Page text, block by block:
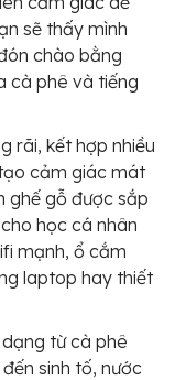
sẽ thấy mình
chào bằng
cà phê và tiếng
rãi, kết hợp nhiều
cảm giác mát
ghế gỗ được sắp
học cá nhân
mạnh, ổ cắm
laptop hay thiết
từ cà phê
sinh tố, nước